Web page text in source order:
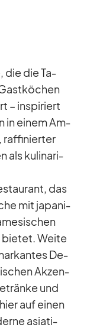
die die Ta­
– in­spi­riert
in ei­nem Am­
raf­fi­nier­ter
als ku­li­na­ri­
das
mit ja­pa­ni­
bie­tet. Weite
De­
Ak­zen­
und
auf ei­nen
asia­ti­